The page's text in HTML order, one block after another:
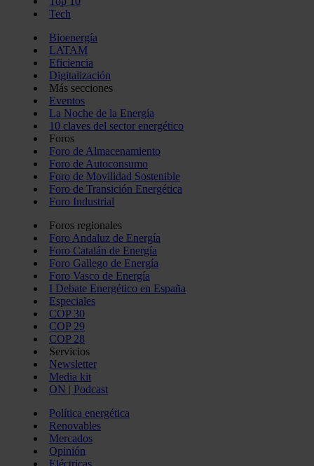
Tech
Bioenergía
LATAM
Eficiencia
Digitalización
Más secciones
Eventos
La Noche de la Energía
10 claves del sector energético
Foros
Foro de Almacenamiento
Foro de Autoconsumo
Foro de Movilidad Sostenible
Foro de Transición Energética
Foro Industrial
Foros regionales
Foro Andaluz de Energía
Foro Catalán de Energía
Foro Gallego de Energía
Foro Vasco de Energía
I Debate Energético en España
Especiales
COP 30
COP 29
COP 28
Servicios
Newsletter
Media kit
ON | Podcast
Política energética
Renovables
Mercados
Opinión
Eléctricas